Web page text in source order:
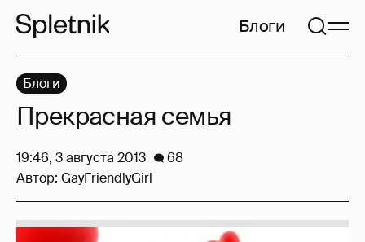
Блоги
Блоги
Прекрасная семья
19:46, 3 августа 2013
68
Автор: GayFriendlyGirl